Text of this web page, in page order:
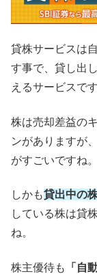
貸株サービスは
す事で、貸し出
えるサービスです
株は売却差益の
ンがありますが
がすごいですね。
しかも貸出中の
している株は貸
ね。
株主優待も 「自